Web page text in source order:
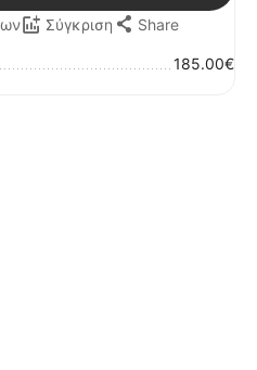
Σύγκριση Share
185.00€